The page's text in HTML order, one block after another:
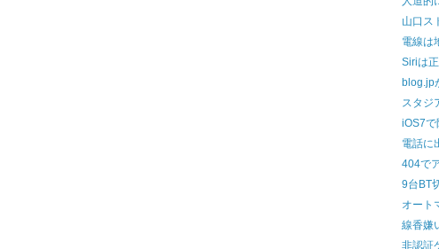
山口ス
電線は
Siriは
blog.jp
スタジ
iOS7で
電話に
404で
9台BT
オート
線香嫌
非認証